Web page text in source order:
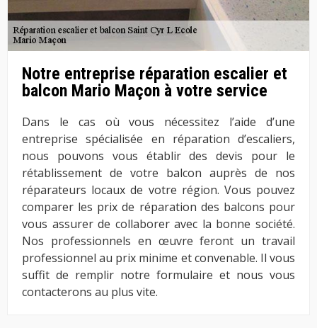
Notre entreprise réparation escalier et
balcon Mario Maçon à votre service
Dans le cas où vous nécessitez l’aide d’une
entreprise spécialisée en réparation d’escaliers,
nous pouvons vous établir des devis pour le
rétablissement de votre balcon auprès de nos
réparateurs locaux de votre région. Vous pouvez
comparer les prix de réparation des balcons pour
vous assurer de collaborer avec la bonne société.
Nos professionnels en œuvre feront un travail
professionnel au prix minime et convenable. Il vous
suffit de remplir notre formulaire et nous vous
contacterons au plus vite.